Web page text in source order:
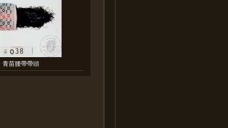
青苗腰帶帶頭